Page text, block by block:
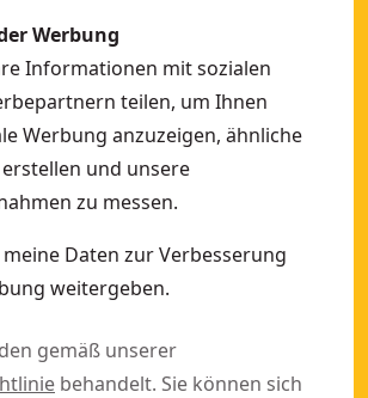
Werbung
Informationen mit sozialen
teilen, um Ihnen
Werbung anzuzeigen, ähnliche
und unsere
zu messen.
meine Daten zur Verbesserung
weitergeben.
gemäß unserer
behandelt. Sie können sich